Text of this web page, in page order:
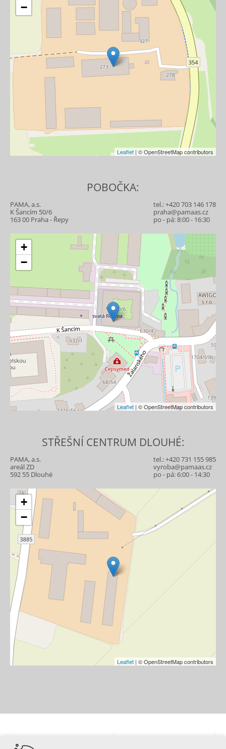
−
Leaflet | © OpenStreetMap contributors
POBOČKA:
PAMA, a.s.
K Šancím 50/6
163 00 Praha - Řepy
tel.:+420 703 146 178
praha@pamaas.cz
po - pá: 8:00 - 16:30
+
−
Leaflet | © OpenStreetMap contributors
STŘEŠNÍ CENTRUM DLOUHÉ:
PAMA, a.s.
areál ZD
592 55 Dlouhé
tel.:+420 731 155 985
vyroba@pamaas.cz
po - pá: 6:00 - 14:30
+
−
Leaflet | © OpenStreetMap contributors